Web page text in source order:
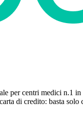
per centri medici n.1 in
di credito: basta solo